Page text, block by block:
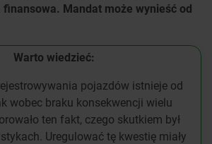
Mandat może wynieść od
Warto wiedzieć:
pojazdów istnieje od
wobec braku konsekwencji wielu
ten fakt, czego skutkiem był
Uregulować tę kwestię miały